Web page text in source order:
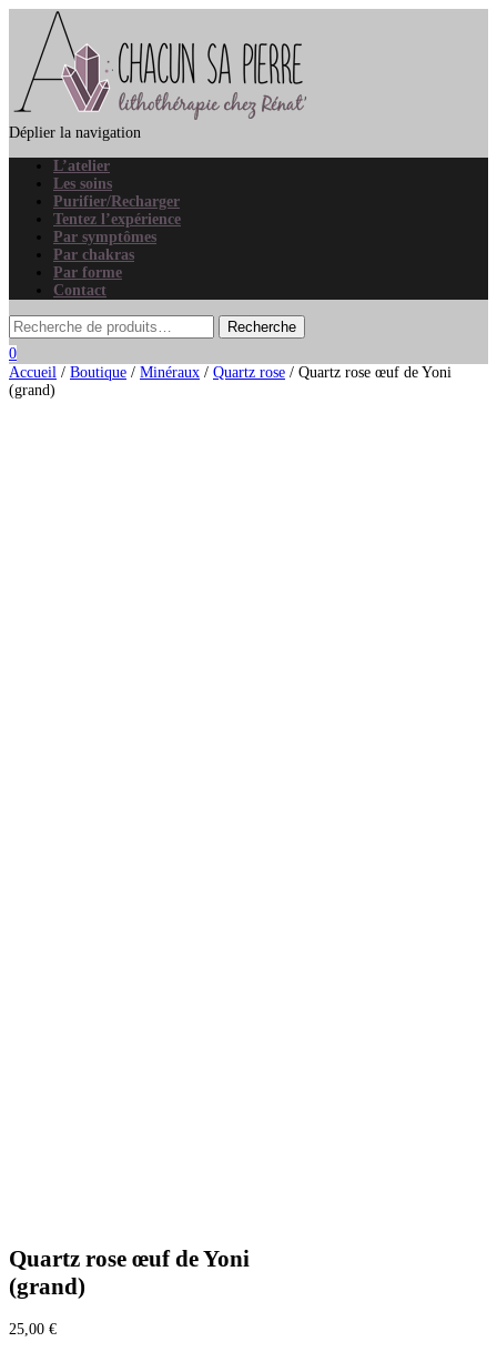
Déplier la navigation
L’atelier
Les soins
Purifier/Recharger
Tentez l’expérience
Par symptômes
Par chakras
Par forme
Contact
0
Accueil / Boutique / Minéraux / Quartz rose / Quartz rose œuf de Yoni
(grand)
Quartz rose œuf de Yoni
(grand)
25,00 €